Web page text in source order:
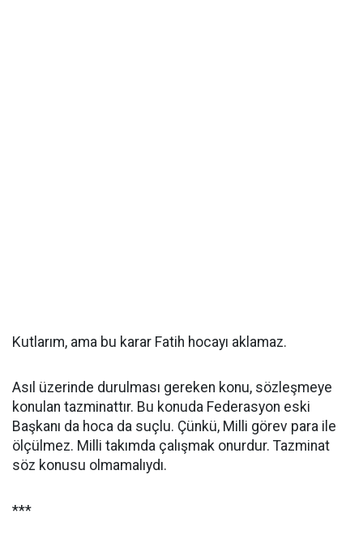
Kutlarım, ama bu karar Fatih hocayı aklamaz.
Asıl üzerinde durulması gereken konu, sözleşmeye
konulan tazminattır. Bu konuda Federasyon eski
Başkanı da hoca da suçlu. Çünkü, Milli görev para ile
ölçülmez. Milli takımda çalışmak onurdur. Tazminat
söz konusu olmamalıydı.
***